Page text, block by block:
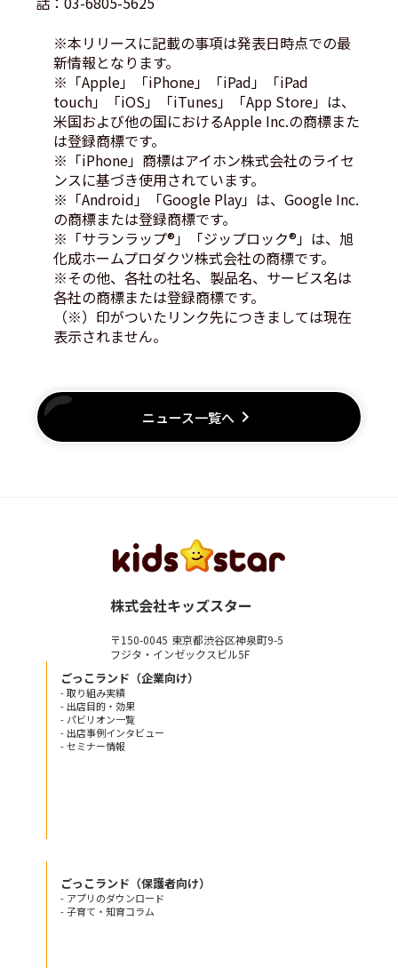
※本リリースに記載の事項は発表日時点での最
新情報となります。
※「Apple」「iPhone」「iPad」「iPad
touch」「iOS」「iTunes」「App Store」は、
米国および他の国におけるApple Inc.の商標また
は登録商標です。
※「iPhone」商標はアイホン株式会社のライセ
ンスに基づき使用されています。
※「Android」「Google Play」は、Google Inc.
の商標または登録商標です。
※「サランラップ®」「ジップロック®」は、旭
化成ホームプロダクツ株式会社の商標です。
※その他、各社の社名、製品名、サービス名は
各社の商標または登録商標です。
（※）印がついたリンク先につきましては現在
表示されません。
ニュース一覧へ keyboard_arrow_right
株式会社キッズスター
〒150-0045 東京都渋谷区神泉町9-5
フジタ・インゼックスビル5F
ごっこランド（企業向け）
- 取り組み実績
- 出店目的・効果
- パビリオン一覧
- 出店事例インタビュー
- セミナー情報
ごっこランド（保護者向け）
- アプリのダウンロード
- 子育て・知育コラム